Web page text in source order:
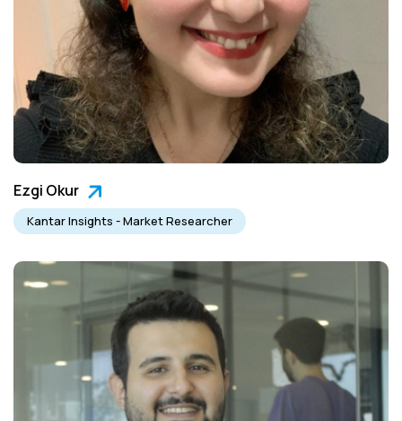
Ezgi Okur
Kantar Insights - Market Researcher